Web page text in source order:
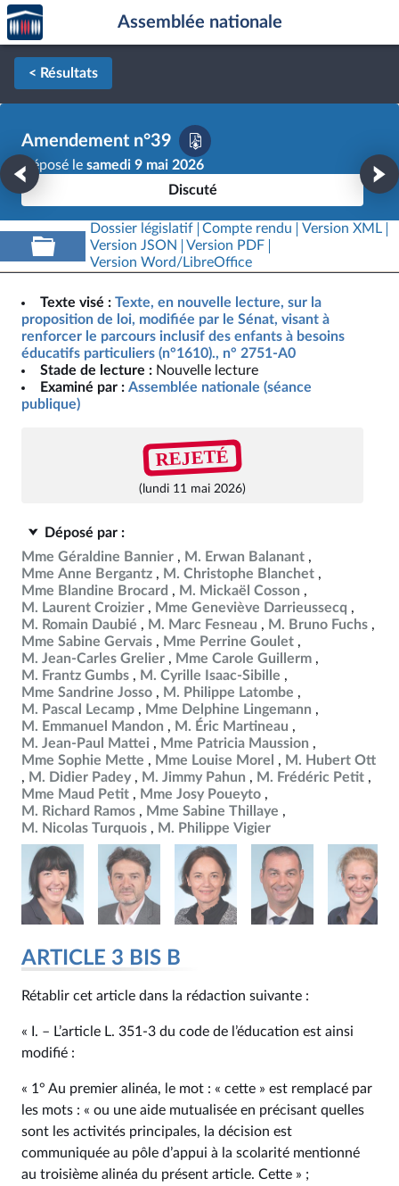
Aller au contenu
Aller en bas de la page
Accèder
à la
page
d'accueil
Assemblée nationale
< Résultats
Amendement n°39
Déposé le samedi 9 mai 2026
Discuté
Dossier législatif Compte rendu
Version XML
Version JSON
Version PDF
Version Word/LibreOffice
Texte visé : Texte, en nouvelle lecture, sur la
proposition de loi, modifiée par le Sénat, visant à
renforcer le parcours inclusif des enfants à besoins
éducatifs particuliers (n°1610)., n° 2751-A0
Stade de lecture : Nouvelle lecture
Examiné par : Assemblée nationale (séance
publique)
REJETÉ
(lundi 11 mai 2026)
Déposé par :
Mme Géraldine Bannier
M. Erwan Balanant
Mme Anne Bergantz
M. Christophe Blanchet
Mme Blandine Brocard
M. Mickaël Cosson
M. Laurent Croizier
Mme Geneviève Darrieussecq
M. Romain Daubié
M. Marc Fesneau
M. Bruno Fuchs
Mme Sabine Gervais
Mme Perrine Goulet
M. Jean-Carles Grelier
Mme Carole Guillerm
M. Frantz Gumbs
M. Cyrille Isaac-Sibille
Mme Sandrine Josso
M. Philippe Latombe
M. Pascal Lecamp
Mme Delphine Lingemann
M. Emmanuel Mandon
M. Éric Martineau
M. Jean-Paul Mattei
Mme Patricia Maussion
Mme Sophie Mette
Mme Louise Morel
M. Hubert Ott
M. Didier Padey
M. Jimmy Pahun
M. Frédéric Petit
Mme Maud Petit
Mme Josy Poueyto
M. Richard Ramos
Mme Sabine Thillaye
M. Nicolas Turquois
M. Philippe Vigier
ARTICLE 3 BIS B
Rétablir cet article dans la rédaction suivante :
« I. – L’article L. 351‑3 du code de l’éducation est ainsi
modifié :
« 1° Au premier alinéa, le mot : « cette » est remplacé par
les mots : « ou une aide mutualisée en précisant quelles
sont les activités principales, la décision est
communiquée au pôle d’appui à la scolarité mentionné
au troisième alinéa du présent article. Cette » ;